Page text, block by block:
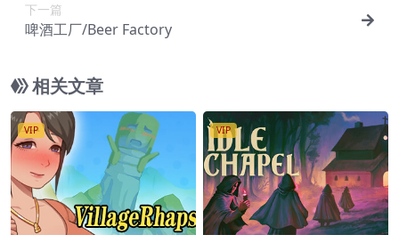
下一篇
啤酒工厂/Beer Factory
相关文章
VIP VIP